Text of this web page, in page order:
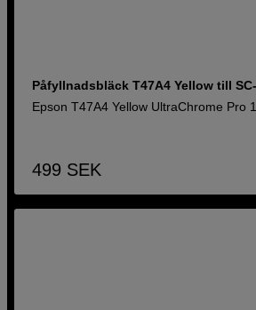
Påfyllnadsbläck T47A4 Yellow till
Epson T47A4 Yellow UltraChrome Pro
499 SEK